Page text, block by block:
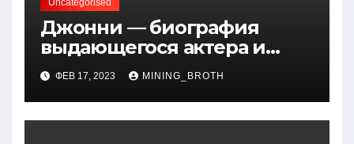
Джонни — биография
выдающегося актера и
талантливого певца, чья
артистичность захватывает
миллионы сердец
ФЕВ 17, 2023 MINING_BROTH